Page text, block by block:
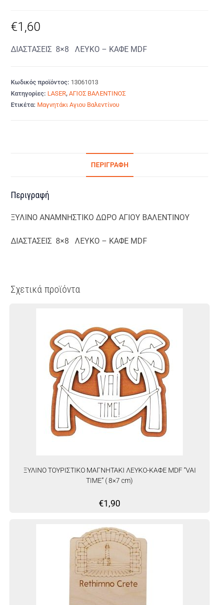
€1,60
ΔΙΑΣΤΑΣΕΙΣ 8×8 ΛΕΥΚΟ – ΚΑΦΕ MDF
Κωδικός προϊόντος: 13061013
Κατηγορίες: LASER,ΑΓΙΟΣ ΒΑΛΕΝΤΙΝΟΣ
Ετικέτα: Μαγνητάκι Αγιου Βαλεντίνου
ΠΕΡΙΓΡΑΦΉ
Περιγραφή
ΞΥΛΙΝΟ ΑΝΑΜΝΗΣΤΙΚΟ ΔΩΡΟ ΑΓΙΟΥ ΒΑΛΕΝΤΙΝΟΥ
ΔΙΑΣΤΑΣΕΙΣ 8×8 ΛΕΥΚΟ – ΚΑΦΕ MDF
Σχετικά προϊόντα
ΞΥΛΙΝΟ ΤΟΥΡΙΣΤΙΚΟ ΜΑΓΝΗΤΑΚΙ ΛΕΥΚΟ-ΚΑΦΕ MDF “VAI
TIME” ( 8×7 cm)
€1,90